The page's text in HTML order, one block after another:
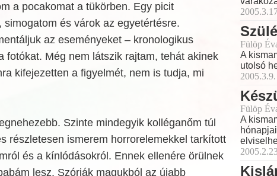
a pocakomat a tükörben. Egy picit
simogatom és várok az egyetértésre.
az eseményeket – kronologikus
fotókat. Még nem látszik rajtam, tehát akinek
kifejezetten a figyelmét, nem is tudja, mi
Szinte mindegyik kolléganőm túl
részletesen ismerem horrorelemekkel tarkított
és a kínlódásokról. Ennek ellenére örülnek
lesz. Szórják magukból az újabb
Fülöp
A
utolsó
Fülöp
A